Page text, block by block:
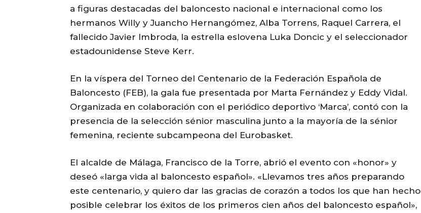
a figuras destacadas del baloncesto nacional e internacional como los
hermanos Willy y Juancho Hernangómez, Alba Torrens, Raquel Carrera, el
fallecido Javier Imbroda, la estrella eslovena Luka Doncic y el seleccionador
estadounidense Steve Kerr.
En la víspera del Torneo del Centenario de la Federación Española de
Baloncesto (FEB), la gala fue presentada por Marta Fernández y Eddy Vidal.
Organizada en colaboración con el periódico deportivo ‘Marca’, contó con la
presencia de la selección sénior masculina junto a la mayoría de la sénior
femenina, reciente subcampeona del Eurobasket.
El alcalde de Málaga, Francisco de la Torre, abrió el evento con «honor» y
deseó «larga vida al baloncesto español». «Llevamos tres años preparando
este centenario, y quiero dar las gracias de corazón a todos los que han hecho
posible celebrar los éxitos de los primeros cien años del baloncesto español»,